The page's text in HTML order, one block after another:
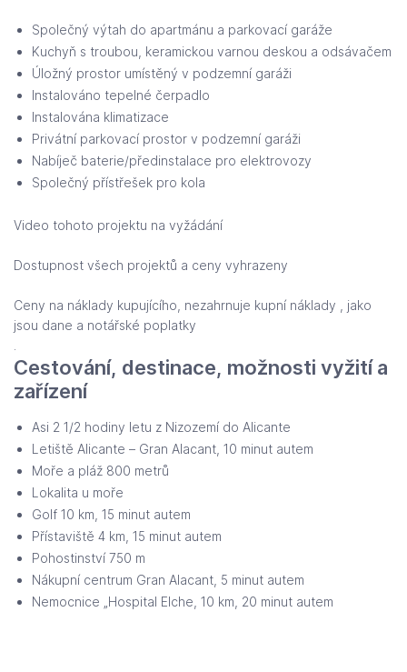
Společný výtah do apartmánu a parkovací garáže
Kuchyň s troubou, keramickou varnou deskou a odsávačem
Úložný prostor umístěný v podzemní garáži
Instalováno tepelné čerpadlo
Instalována klimatizace
Privátní parkovací prostor v podzemní garáži
Nabíječ baterie/předinstalace pro elektrovozy
Společný přístřešek pro kola
Video tohoto projektu na vyžádání
Dostupnost všech projektů a ceny vyhrazeny
Ceny na náklady kupujícího, nezahrnuje kupní náklady , jako
jsou dane a notářské poplatky
Cestování, destinace, možnosti vyžití a
zařízení
Asi 2 1/2 hodiny letu z Nizozemí do Alicante
Letiště Alicante – Gran Alacant, 10 minut autem
Moře a pláž 800 metrů
Lokalita u moře
Golf 10 km, 15 minut autem
Přístaviště 4 km, 15 minut autem
Pohostinství 750 m
Nákupní centrum Gran Alacant, 5 minut autem
Nemocnice „Hospital Elche, 10 km, 20 minut autem